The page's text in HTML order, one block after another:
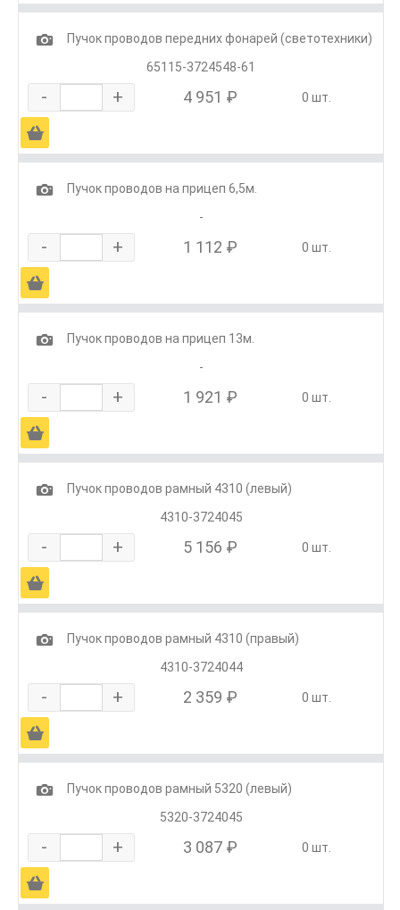
1
Пучок проводов передних фонарей (светотехники)
65115-3724548-61
- + 4 951 ₽ 0 шт.
Ä
1
Пучок проводов на прицеп 6,5м.
-
- + 1 112 ₽ 0 шт.
Ä
1
Пучок проводов на прицеп 13м.
-
- + 1 921 ₽ 0 шт.
Ä
1
Пучок проводов рамный 4310 (левый)
4310-3724045
- + 5 156 ₽ 0 шт.
Ä
1
Пучок проводов рамный 4310 (правый)
4310-3724044
- + 2 359 ₽ 0 шт.
Ä
1
Пучок проводов рамный 5320 (левый)
5320-3724045
- + 3 087 ₽ 0 шт.
Ä